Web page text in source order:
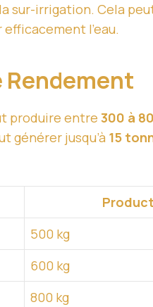
sur-irrigation. Cela
l’eau.
Rendement
produire entre 300 à
générer jusqu’à 15
500 kg
600 kg
800 kg